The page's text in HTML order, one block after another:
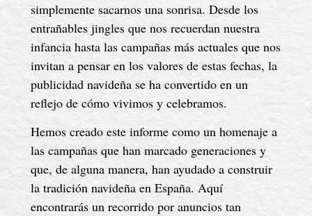
simplemente sacarnos una sonrisa. Desde los
entrañables jingles que nos recuerdan nuestra
infancia hasta las campañas más actuales que nos
invitan a pensar en los valores de estas fechas, la
publicidad navideña se ha convertido en un
reflejo de cómo vivimos y celebramos.
Hemos creado este informe como un homenaje a
las campañas que han marcado generaciones y
que, de alguna manera, han ayudado a construir
la tradición navideña en España. Aquí
encontrarás un recorrido por anuncios tan